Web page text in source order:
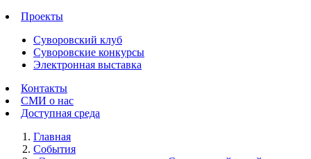
Проекты
Суворовский клуб
Суворовские конкурсы
Электронная выставка
Контакты
СМИ о нас
Доступная среда
Главная
События